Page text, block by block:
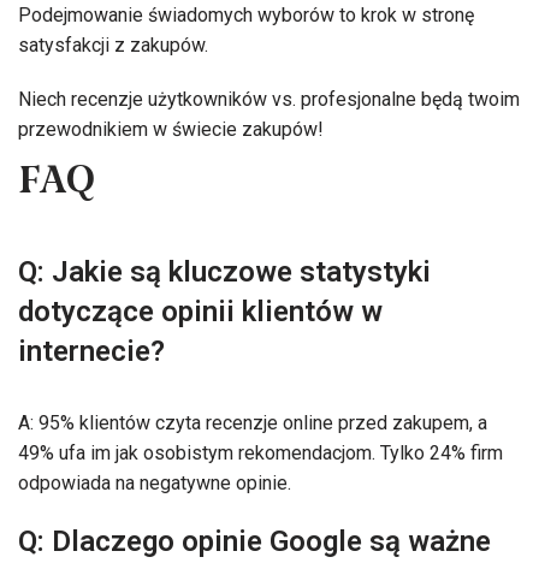
Podejmowanie świadomych wyborów to krok w stronę
satysfakcji z zakupów.
Niech recenzje użytkowników vs. profesjonalne będą twoim
przewodnikiem w świecie zakupów!
FAQ
Q: Jakie są kluczowe statystyki
dotyczące opinii klientów w
internecie?
A: 95% klientów czyta recenzje online przed zakupem, a
49% ufa im jak osobistym rekomendacjom. Tylko 24% firm
odpowiada na negatywne opinie.
Q: Dlaczego opinie Google są ważne